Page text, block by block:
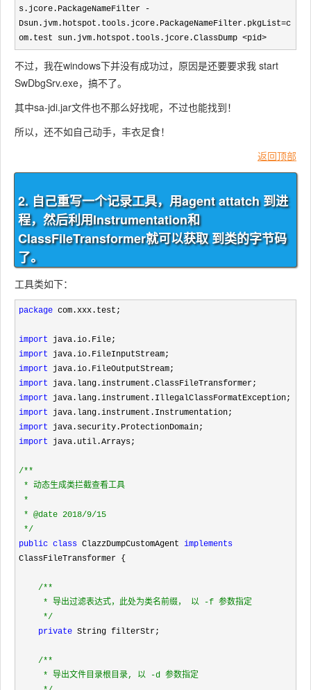
s.jcore.PackageNameFilter -
Dsun.jvm.hotspot.tools.jcore.PackageNameFilter.pkgList=c
om.test sun.jvm.hotspot.tools.jcore.ClassDump <pid>
不过，我在windows下并没有成功过，原因是还要要求我 start
SwDbgSrv.exe，搞不了。
其中sa-jdi.jar文件也不那么好找呢，不过也能找到！
所以，还不如自己动手，丰衣足食！
返回顶部
2. 自己重写一个记录工具，用agent attatch 到进
程，然后利用Instrumentation和
ClassFileTransformer就可以获取 到类的字节码
了。
工具类如下：
package com.xxx.test;
import
import
import
import
import
import
import
import java.util.Arrays;
/**
*/
public class ClazzDumpCustomAgent implements
ClassFileTransformer {
/**
*/
private String filterStr;
/**